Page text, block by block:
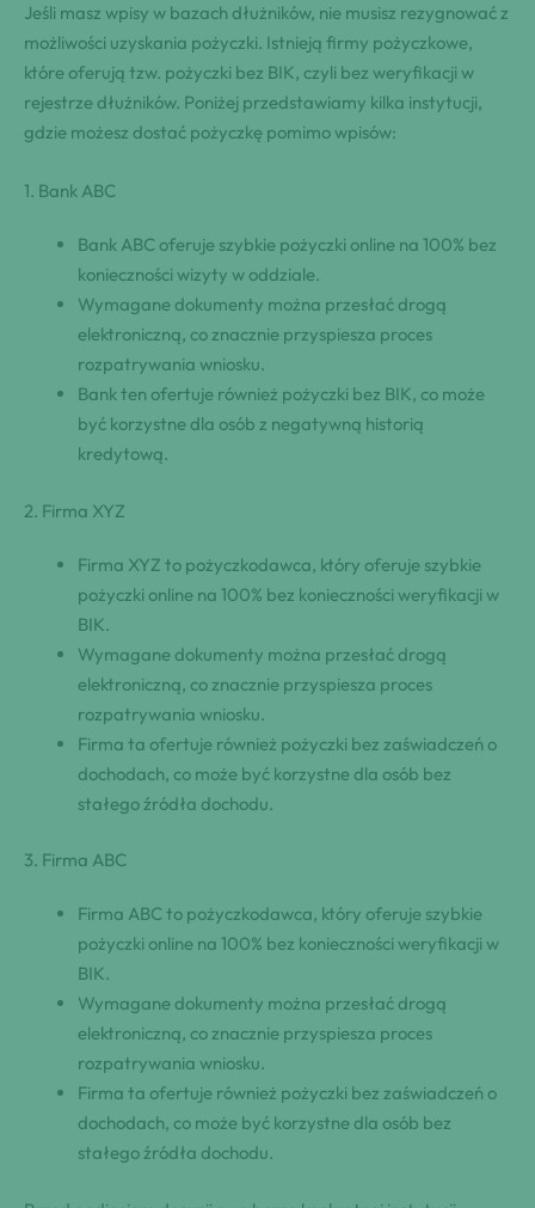
Jeśli masz wpisy w bazach dłużników, nie musisz rezygnować z
możliwości uzyskania pożyczki. Istnieją firmy pożyczkowe,
które oferują tzw. pożyczki bez BIK, czyli bez weryfikacji w
rejestrze dłużników. Poniżej przedstawiamy kilka instytucji,
gdzie możesz dostać pożyczkę pomimo wpisów:
1.‍ Bank ABC
Bank ABC oferuje szybkie ⁢pożyczki online na 100% bez
konieczności wizyty w oddziale.
Wymagane dokumenty można przesłać drogą
elektroniczną, co znacznie przyspiesza proces
⁢rozpatrywania wniosku.
Bank ten ⁢ofertuje również ⁢pożyczki bez BIK, co może
być korzystne dla osób z negatywną historią
kredytową.
2.‍ Firma XYZ
Firma XYZ to ⁢pożyczkodawca, który oferuje szybkie
⁢pożyczki online na 100% bez konieczności weryfikacji w
BIK.
Wymagane dokumenty można przesłać drogą
elektroniczną, co znacznie przyspiesza proces
⁢rozpatrywania wniosku.
Firma ta ⁢ofertuje również ⁢pożyczki bez zaświadczeń o
dochodach, co może być korzystne dla osób bez
stałego źródła dochodu.
3.‍ Firma ABC
Firma ABC to ⁢pożyczkodawca, który oferuje szybkie
⁢pożyczki online na 100% bez konieczności weryfikacji w
BIK.
Wymagane dokumenty można przesłać drogą
elektroniczną, co znacznie przyspiesza proces
⁢rozpatrywania wniosku.
Firma ta ⁢ofertuje również ⁢pożyczki bez zaświadczeń o
dochodach, co może być korzystne dla osób bez
stałego źródła dochodu.